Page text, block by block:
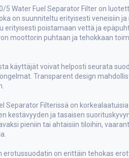
5 Water Fuel Separator Filter on
on suunniteltu erityisesti veneisiin
erityisesti poistamaan vettä ja
moottorin puhtaan ja tehokkaan
käyttäjät voivat helposti seurata
Transparent design
Separator Filterissä on
kestävyyden ja tasaisen
pieniin tai ahtaisiin tiloihin,
erotussuodatin on erittäin tehokas